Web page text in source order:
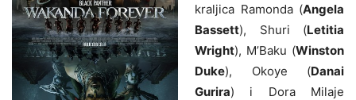
kraljica Ramonda (Angela
Bassett), Shuri (Letitia
Wright), M’Baku (Winston
Duke), Okoye (Danai
Gurira) i Dora Milaje